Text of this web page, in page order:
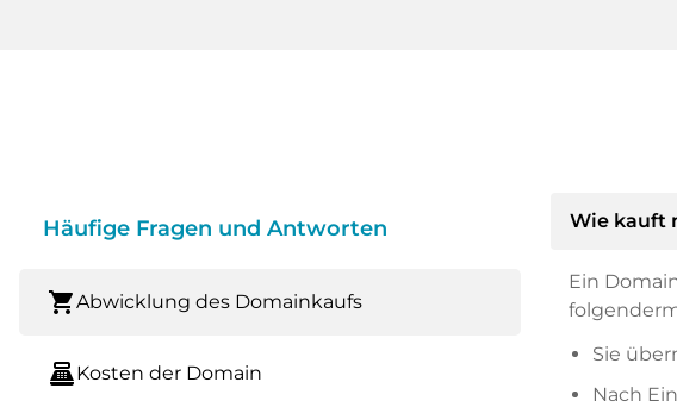
Häufige Fragen und Antworten
shopping_cartAbwicklung des Domainkaufs
point_of_saleKosten der Domain
Wie kauft
Ein
Sie
Nach